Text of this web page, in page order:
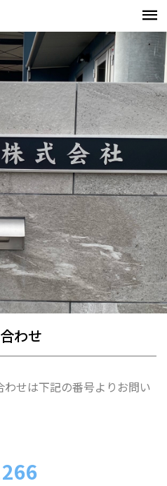
わせ
せは下記の番号よりお問い